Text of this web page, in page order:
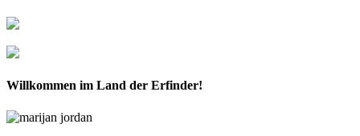
Willkommen im Land der Erfinder!